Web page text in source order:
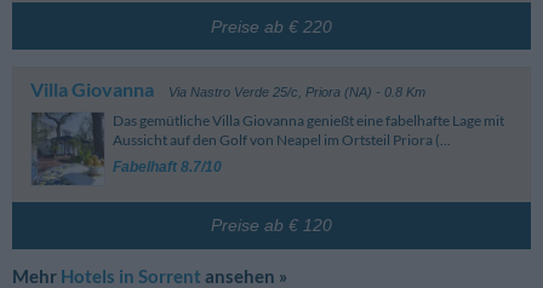
Preise ab € 220
Villa Giovanna Via Nastro Verde 25/c Priora (NA) - 0.8 Km
Das gemütliche Villa Giovanna genießt eine fabelhafte Lage mit
Aussicht auf den Golf von Neapel im Ortsteil Priora (...
Fabelhaft 8.7/10
Preise ab € 120
Mehr Hotels in Sorrent ansehen »